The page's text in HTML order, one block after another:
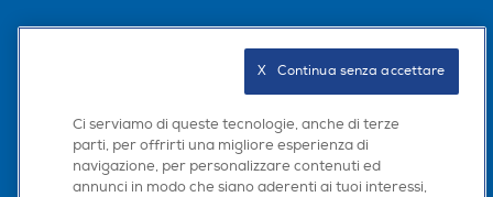
Videochiamata Videochiamata
GPS
Scarica la nostra app
Ci serviamo di queste tecnologie, anche di terze
parti, per offrirti una migliore esperienza di
navigazione, per personalizzare contenuti ed
annunci in modo che siano aderenti ai tuoi interessi,
X   Continua senza accettare